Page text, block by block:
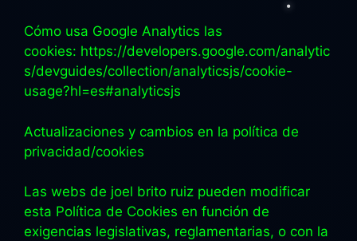
Cómo usa Google Analytics las
cookies: https://developers.google.com/analytic
s/devguides/collection/analyticsjs/cookie-
usage?hl=es#analyticsjs
Actualizaciones y cambios en la política de
privacidad/cookies
Las webs de joel brito ruiz pueden modificar
esta Política de Cookies en función de
exigencias legislativas, reglamentarias, o con la